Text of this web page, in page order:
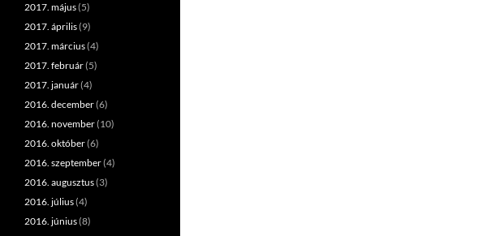
2017. május(5)
2017. április(9)
2017. március(4)
2017. február(5)
2017. január(4)
2016. december(6)
2016. november(10)
2016. október(6)
2016. szeptember(4)
2016. augusztus(3)
2016. július(4)
2016. június(8)